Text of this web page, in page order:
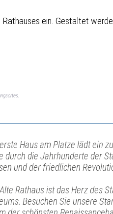
ein. Gestaltet
Haus am Platze lädt ein
durch die Jahrhunderte der
und der friedlichen
Rathaus ist das Herz des
Besuchen Sie unsere